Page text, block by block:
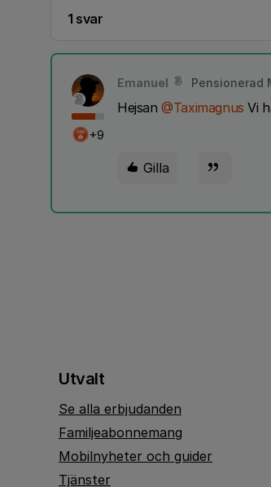
1 svar
+9
Emanuel Pensionerad
Hejsan@Taximagnus Vi
Gilla
Utvalt
Se alla erbjudanden
Familjeabonnemang
Mobilnyheter och guider
Tjänster